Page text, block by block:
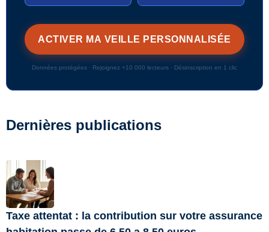
Données protégées · Rejoignez +10 000 lecteurs · Désinscription en 1 clic
Dernières publications
Taxe attentat : la contribution sur votre assurance